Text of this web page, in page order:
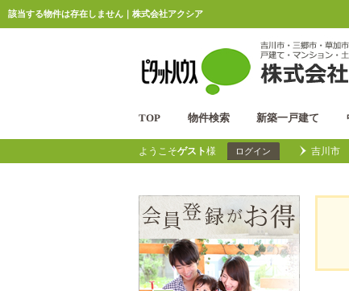
該当する物件は存在しません｜株式会社アクシア
TOP 物件検索 新築一戸建て
ようこそゲスト様 ログイン 吉川市